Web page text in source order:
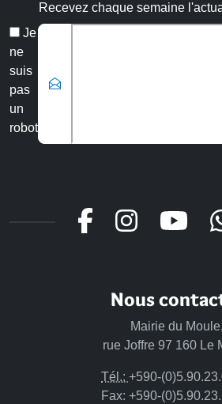
Recevez chaque semaine
Je
ne
suis
pas
un
robot
Veuillez laisser ce champ vide :
Email
Nous
Mairie du Moule,
rue Joffre 97 160 Le
Tél.: +590-
Fax: +590-